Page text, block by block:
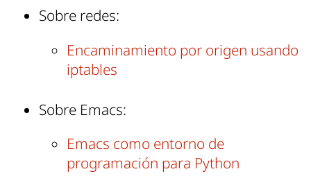
Sobre redes:
Encaminamiento por origen usando
iptables
Sobre Emacs:
Emacs como entorno de
programación para Python